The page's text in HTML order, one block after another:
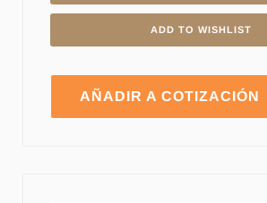
ADD TO WISHLIST
AÑADIR A COTIZACIÓN